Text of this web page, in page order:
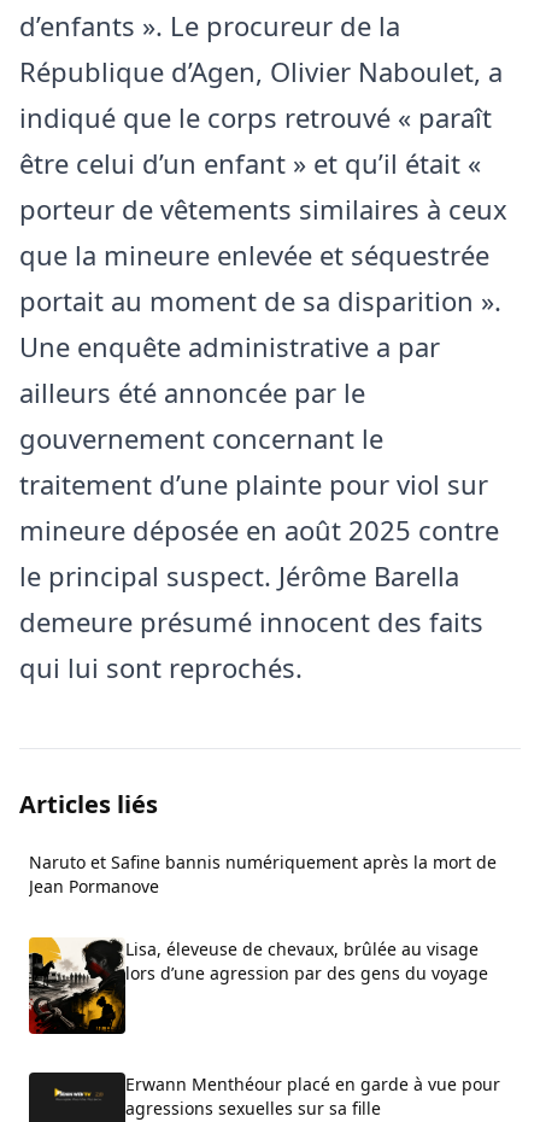
d’enfants ». Le procureur de la
République d’Agen, Olivier Naboulet, a
indiqué que le corps retrouvé « paraît
être celui d’un enfant » et qu’il était «
porteur de vêtements similaires à ceux
que la mineure enlevée et séquestrée
portait au moment de sa disparition ».
Une enquête administrative a par
ailleurs été annoncée par le
gouvernement concernant le
traitement d’une plainte pour viol sur
mineure déposée en août 2025 contre
le principal suspect. Jérôme Barella
demeure présumé innocent des faits
qui lui sont reprochés.
Articles liés
Naruto et Safine bannis numériquement après la mort de
Jean Pormanove
Lisa, éleveuse de chevaux, brûlée au visage
lors d’une agression par des gens du voyage
Erwann Menthéour placé en garde à vue pour
agressions sexuelles sur sa fille